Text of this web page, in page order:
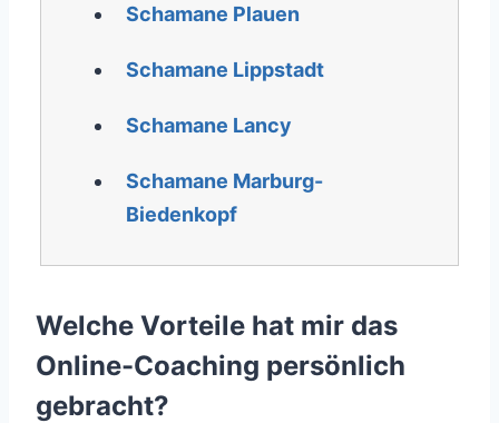
Schamane Plauen
Schamane Lippstadt
Schamane Lancy
Schamane Marburg-
Biedenkopf
Welche Vorteile hat mir das
Online-Coaching persönlich
gebracht?